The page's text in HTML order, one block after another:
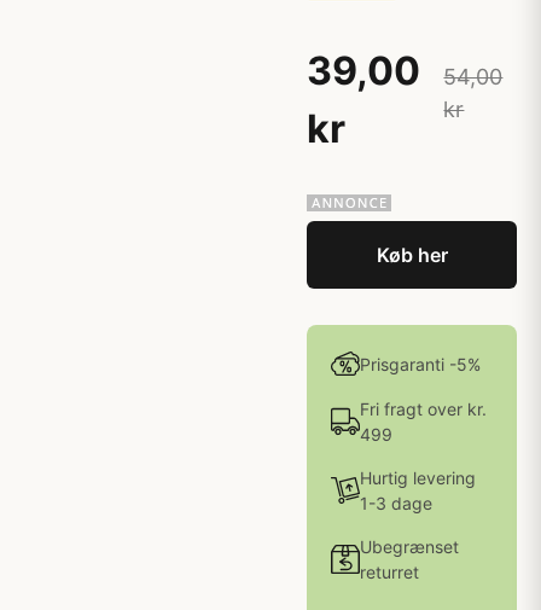
39,00
kr
54,00
kr
Køb her
Prisgaranti -5%
Fri fragt over kr.
499
Hurtig levering
1-3 dage
Ubegrænset
returret